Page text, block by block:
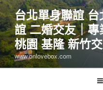
跳
至
主
要
內
容
台北單身聯誼
誼 二婚交友｜
桃園 基隆 新竹
www.onlovebox.com